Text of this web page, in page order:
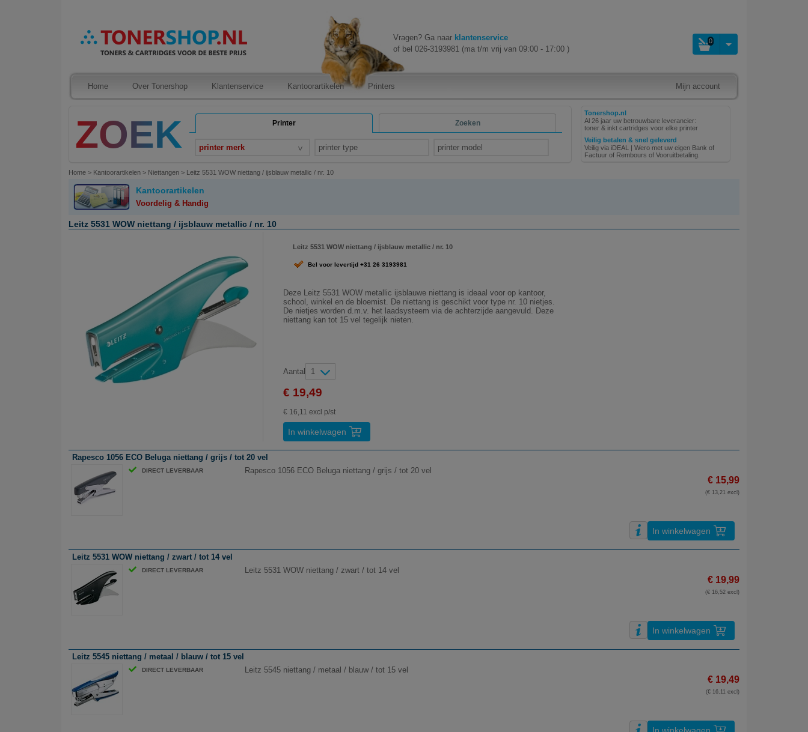
Vragen? Ga naar klantenservice
of bel 026-3193981 (ma t/m vrij van 09:00 - 17:00 )
0
Home Over Tonershop Klantenservice Kantoorartikelen Printers Mijn account
Printer Zoeken
printer merk printer type printer model
Tonershop.nl
Al 26 jaar uw betrouwbare leverancier:
toner & inkt cartridges voor elke printer
Veilig betalen & snel geleverd
Veilig via iDEAL | Wero met uw eigen Bank of
Factuur of Rembours of Vooruitbetaling.
Home > Kantoorartikelen > Niettangen > Leitz 5531 WOW niettang / ijsblauw metallic / nr. 10
Kantoorartikelen
Voordelig & Handig
Leitz 5531 WOW niettang / ijsblauw metallic / nr. 10
Leitz 5531 WOW niettang / ijsblauw metallic / nr. 10
Bel voor levertijd +31 26 3193981
Deze Leitz 5531 WOW metallic ijsblauwe niettang is ideaal voor op kantoor,
school, winkel en de bloemist. De niettang is geschikt voor type nr. 10 nietjes.
De nietjes worden d.m.v. het laadsysteem via de achterzijde aangevuld. Deze
niettang kan tot 15 vel tegelijk nieten.
Aantal 1
€ 19,49
€ 16,11 excl p/st
In winkelwagen
Rapesco 1056 ECO Beluga niettang / grijs / tot 20 vel
DIRECT LEVERBAAR Rapesco 1056 ECO Beluga niettang / grijs / tot 20 vel
€ 15,99
(€ 13,21 excl)
In winkelwagen
Leitz 5531 WOW niettang / zwart / tot 14 vel
DIRECT LEVERBAAR Leitz 5531 WOW niettang / zwart / tot 14 vel
€ 19,99
(€ 16,52 excl)
In winkelwagen
Leitz 5545 niettang / metaal / blauw / tot 15 vel
DIRECT LEVERBAAR Leitz 5545 niettang / metaal / blauw / tot 15 vel
€ 19,49
(€ 16,11 excl)